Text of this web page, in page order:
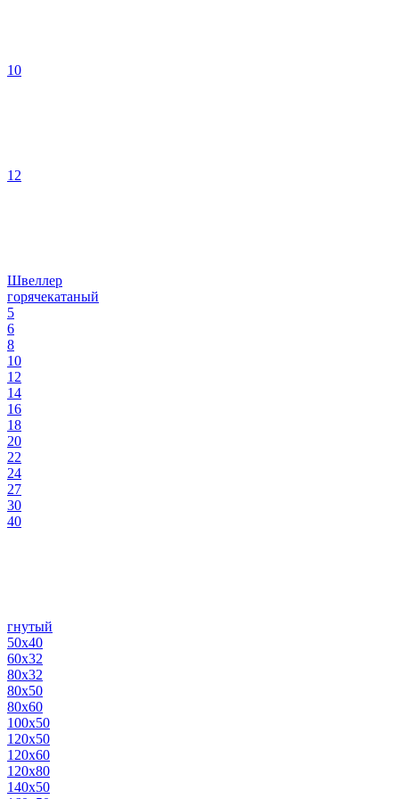
10
12
Швеллер
горячекатаный
5
6
8
10
12
14
16
18
20
22
24
27
30
40
гнутый
50х40
60х32
80х32
80х50
80х60
100х50
120х50
120х60
120х80
140х50